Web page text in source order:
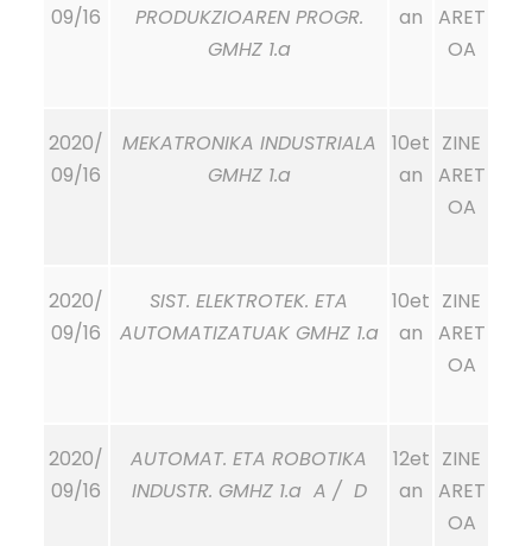
09/16
PRODUKZIOAREN PROGR.
GMHZ 1.a
an
ARET
OA
2020/
09/16
MEKATRONIKA INDUSTRIALA
GMHZ 1.a
10et
an
ZINE
ARET
OA
2020/
09/16
SIST. ELEKTROTEK. ETA
AUTOMATIZATUAK GMHZ 1.a
10et
an
ZINE
ARET
OA
2020/
09/16
AUTOMAT. ETA ROBOTIKA
INDUSTR. GMHZ 1.a A / D
12et
an
ZINE
ARET
OA